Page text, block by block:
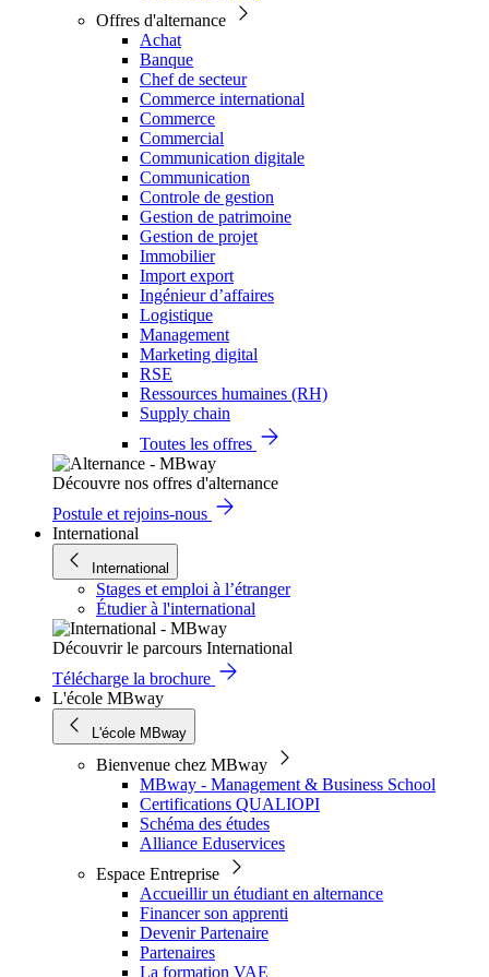
Offres d'alternance
Achat
Banque
Chef de secteur
Commerce international
Commerce
Commercial
Communication digitale
Communication
Controle de gestion
Gestion de patrimoine
Gestion de projet
Immobilier
Import export
Ingénieur d’affaires
Logistique
Management
Marketing digital
RSE
Ressources humaines (RH)
Supply chain
Toutes les offres
Découvre nos offres d'alternance
Postule et rejoins-nous
International
International
Stages et emploi à l’étranger
Étudier à l'international
Découvrir le parcours International
Télécharge la brochure
L'école MBway
L'école MBway
Bienvenue chez MBway
MBway - Management & Business School
Certifications QUALIOPI
Schéma des études
Alliance Eduservices
Espace Entreprise
Accueillir un étudiant en alternance
Financer son apprenti
Devenir Partenaire
Partenaires
La formation VAE